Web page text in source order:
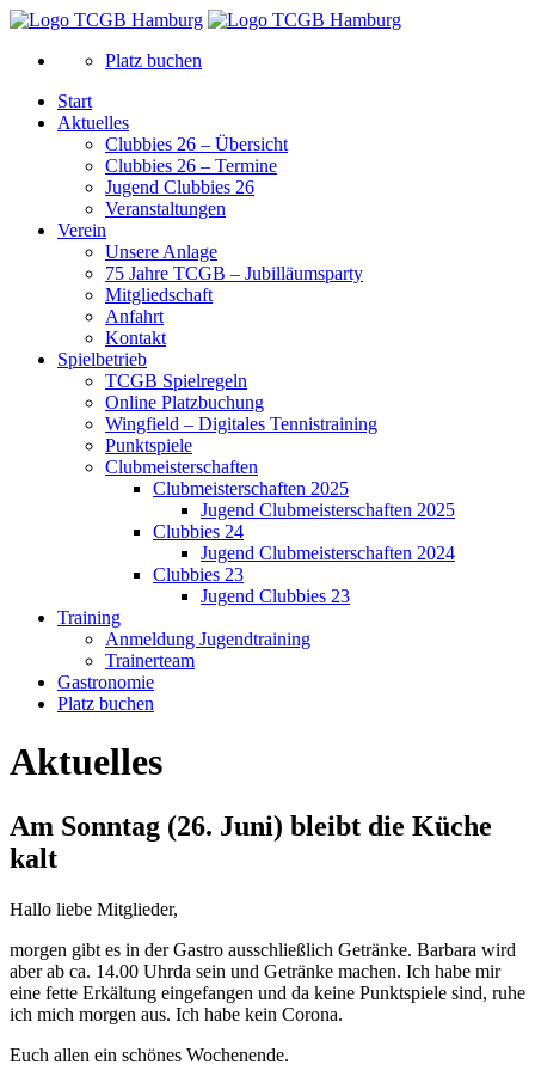
Platz buchen
Start
Aktuelles
Clubbies 26 – Übersicht
Clubbies 26 – Termine
Jugend Clubbies 26
Veranstaltungen
Verein
Unsere Anlage
75 Jahre TCGB – Jubilläumsparty
Mitgliedschaft
Anfahrt
Kontakt
Spielbetrieb
TCGB Spielregeln
Online Platzbuchung
Wingfield – Digitales Tennistraining
Punktspiele
Clubmeisterschaften
Clubmeisterschaften 2025
Jugend Clubmeisterschaften 2025
Clubbies 24
Jugend Clubmeisterschaften 2024
Clubbies 23
Jugend Clubbies 23
Training
Anmeldung Jugendtraining
Trainerteam
Gastronomie
Platz buchen
Aktuelles
Am Sonntag (26. Juni) bleibt die Küche
kalt
Hallo liebe Mitglieder,
morgen gibt es in der Gastro ausschließlich Getränke. Barbara wird
aber ab ca. 14.00 Uhrda sein und Getränke machen. Ich habe mir
eine fette Erkältung eingefangen und da keine Punktspiele sind, ruhe
ich mich morgen aus. Ich habe kein Corona.
Euch allen ein schönes Wochenende.